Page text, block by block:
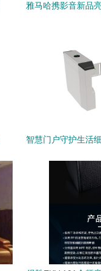
雅马哈携影音新品
智慧门户守护生活